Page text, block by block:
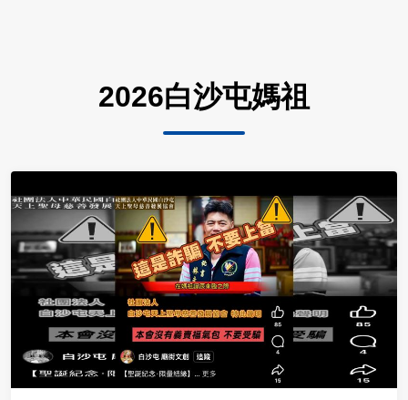
2026白沙屯媽祖